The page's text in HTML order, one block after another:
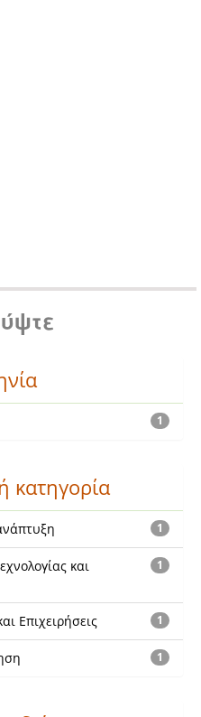
1
κατηγορία
1
1
και
1
Επιχειρήσεις
1